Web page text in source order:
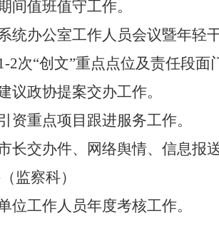
间值班值守工作。
统办公室工作人员会议暨年轻
2次“创文”重点点位及责任段面
议政协提案交办工作。
资重点项目跟进服务工作。
长交办件、网络舆情、信息报
监察科）
位工作人员年度考核工作。